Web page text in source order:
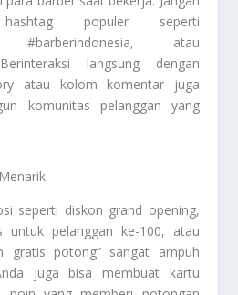
populer seperti
#barberindonesia, atau
langsung dengan
atau kolom komentar juga
komunitas pelanggan yang
seperti diskon grand opening,
untuk pelanggan ke-100, atau
gratis potong” sangat ampuh
juga bisa membuat kartu